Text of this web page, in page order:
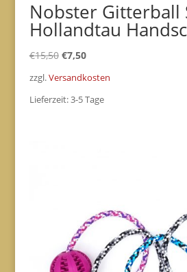
Nobster Gitterball
Hollandtau
€15,50 Ursprünglicher
€15,50
€7,50Aktueller
€7,50.
zzgl.Versandkosten
Lieferzeit:3-5 Tage